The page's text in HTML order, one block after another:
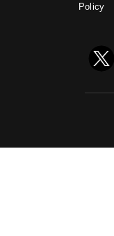
Policy